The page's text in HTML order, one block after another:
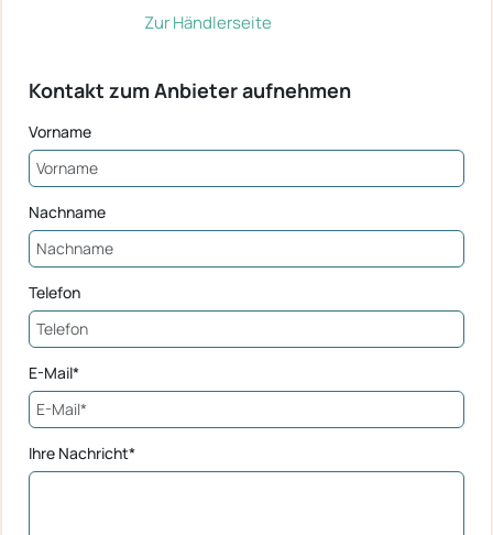
Zur Händlerseite
Kontakt zum Anbieter aufnehmen
Vorname
Nachname
Telefon
E-Mail*
Ihre Nachricht*